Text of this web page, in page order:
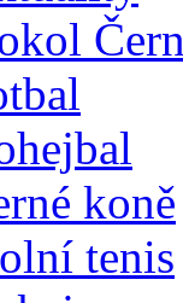
koně
tenis